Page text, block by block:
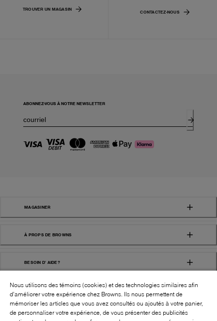
TROUVER UN MAGASIN
CONTACTEZ-NOUS
ABONNEZ-VOUS À NOTRE NEWSLETTER
MAGASINER
À PROPS DE BROWNS
BESOIN D' AIDE?
Nous utilisons des témoins (cookies) et des technologies similaires afin
d’améliorer votre expérience chez Browns. Ils nous permettent de
mémoriser les articles que vous avez consultés ou ajoutés à votre panier,
de personnaliser votre expérience, de vous présenter des publicités